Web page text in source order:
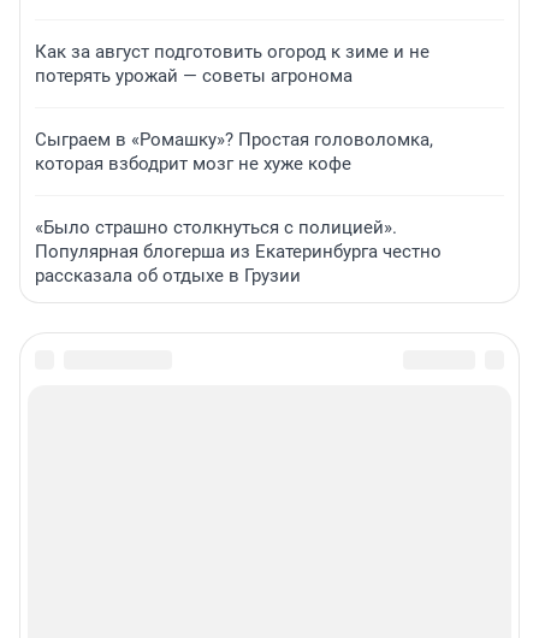
Как за август подготовить огород к зиме и не
потерять урожай — советы агронома
Сыграем в «Ромашку»? Простая головоломка,
которая взбодрит мозг не хуже кофе
«Было страшно столкнуться с полицией».
Популярная блогерша из Екатеринбурга честно
рассказала об отдыхе в Грузии